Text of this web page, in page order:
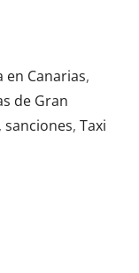
en Canarias,
de Gran
, sanciones, Taxi